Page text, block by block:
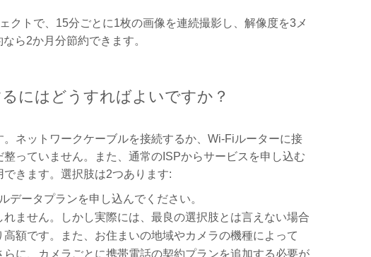
クトで、15分ごとに1枚の画像を連続撮影し、解像度を3メ
ら2か月分節約できます。
にはどうすればよいですか？
ネットワークケーブルを接続するか、Wi-Fiルーターに接
っていません。また、通常のISPからサービスを申し込む
きます。選択肢は2つあります:
データプランを申し込んでください。
ません。しかし実際には、最良の選択肢とは言えない場合
額です。また、お住まいの地域やカメラの機種によって
に、カメラごとに携帯電話の契約プランを追加する必要が